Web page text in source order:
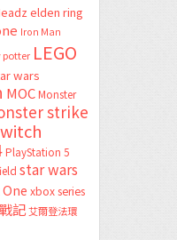
elden ring
Iron Man
potter LEGO
wars
MOC Monster
strike
PlayStation 5
star wars
xbox series
記艾爾登法環